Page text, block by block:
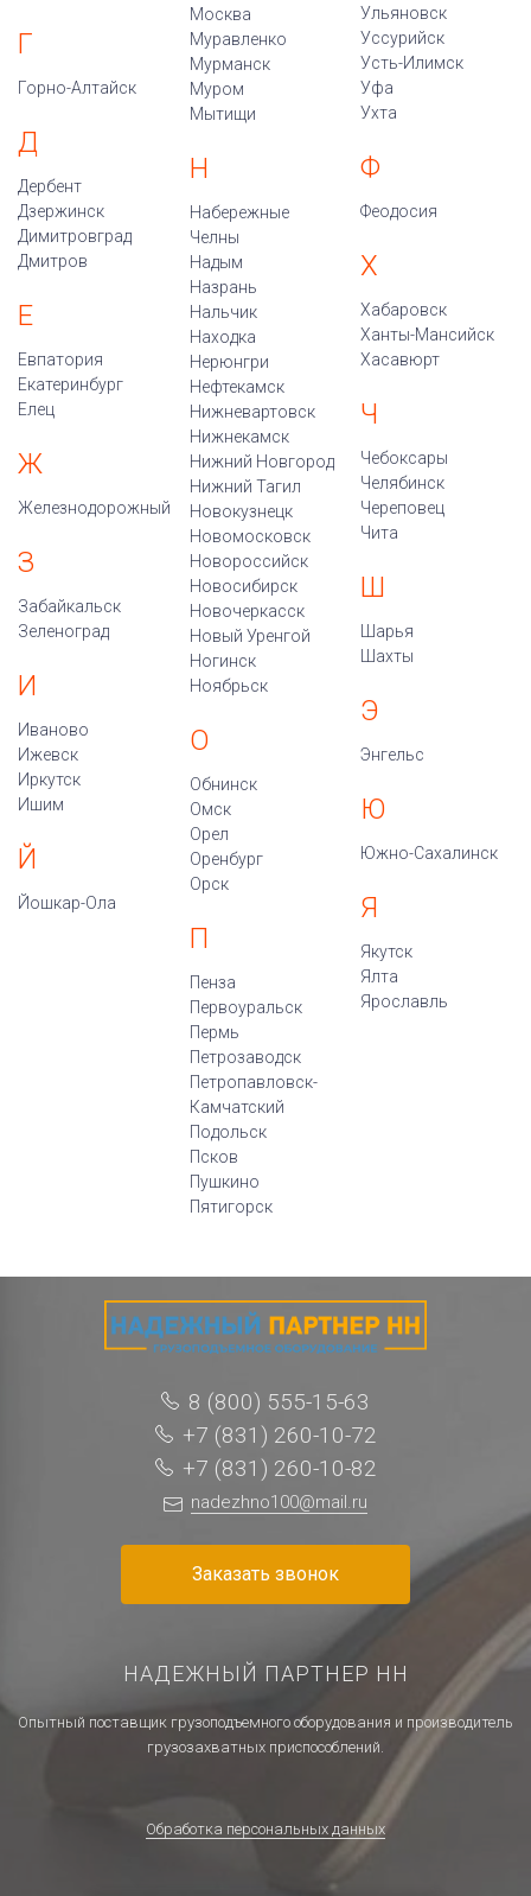
Г
Горно-Алтайск
Д
Дербент
Дзержинск
Димитровград
Дмитров
Е
Евпатория
Екатеринбург
Елец
Ж
Железнодорожный
З
Забайкальск
Зеленоград
И
Иваново
Ижевск
Иркутск
Ишим
Й
Йошкар-Ола
Москва
Муравленко
Мурманск
Муром
Мытищи
Н
Набережные
Челны
Надым
Назрань
Нальчик
Находка
Нерюнгри
Нефтекамск
Нижневартовск
Нижнекамск
Нижний Новгород
Нижний Тагил
Новокузнецк
Новомосковск
Новороссийск
Новосибирск
Новочеркасск
Новый Уренгой
Ногинск
Ноябрьск
О
Обнинск
Омск
Орел
Оренбург
Орск
П
Пенза
Первоуральск
Пермь
Петрозаводск
Петропавловск-
Камчатский
Подольск
Псков
Пушкино
Пятигорск
Ульяновск
Уссурийск
Усть-Илимск
Уфа
Ухта
Ф
Феодосия
Х
Хабаровск
Ханты-Мансийск
Хасавюрт
Ч
Чебоксары
Челябинск
Череповец
Чита
Ш
Шарья
Шахты
Э
Энгельс
Ю
Южно-Сахалинск
Я
Якутск
Ялта
Ярославль
8 (800) 555-15-63
+7 (831) 260-10-72
+7 (831) 260-10-82
nadezhno100@mail.ru
Заказать звонок
НАДЕЖНЫЙ ПАРТНЕР НН
Опытный поставщик грузоподъемного оборудования и производитель
грузозахватных приспособлений.
Обработка персональных данных